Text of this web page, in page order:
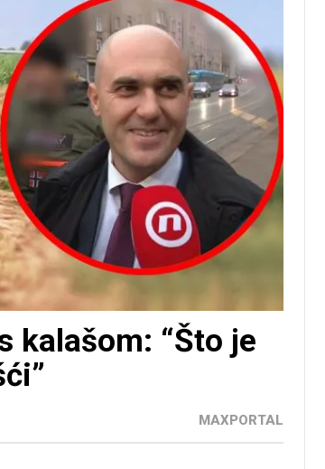
kalašom: “Što je
MAXPORTAL